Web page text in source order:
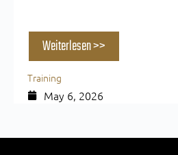
Weiterlesen >>
Training
May 6, 2026